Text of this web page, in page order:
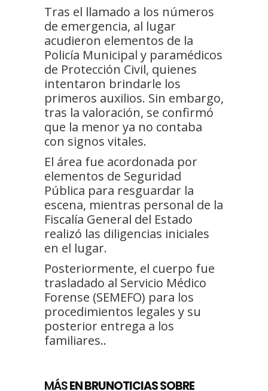
Tras el llamado a los números
de emergencia, al lugar
acudieron elementos de la
Policía Municipal y paramédicos
de Protección Civil, quienes
intentaron brindarle los
primeros auxilios. Sin embargo,
tras la valoración, se confirmó
que la menor ya no contaba
con signos vitales.
El área fue acordonada por
elementos de Seguridad
Pública para resguardar la
escena, mientras personal de la
Fiscalía General del Estado
realizó las diligencias iniciales
en el lugar.
Posteriormente, el cuerpo fue
trasladado al Servicio Médico
Forense (SEMEFO) para los
procedimientos legales y su
posterior entrega a los
familiares..
MÁSEN BRUNOTICIAS SOBRE